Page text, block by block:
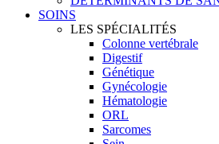
SOINS
LES SPÉCIALITÉS
Colonne vertébrale
Digestif
Génétique
Gynécologie
Hématologie
ORL
Sarcomes